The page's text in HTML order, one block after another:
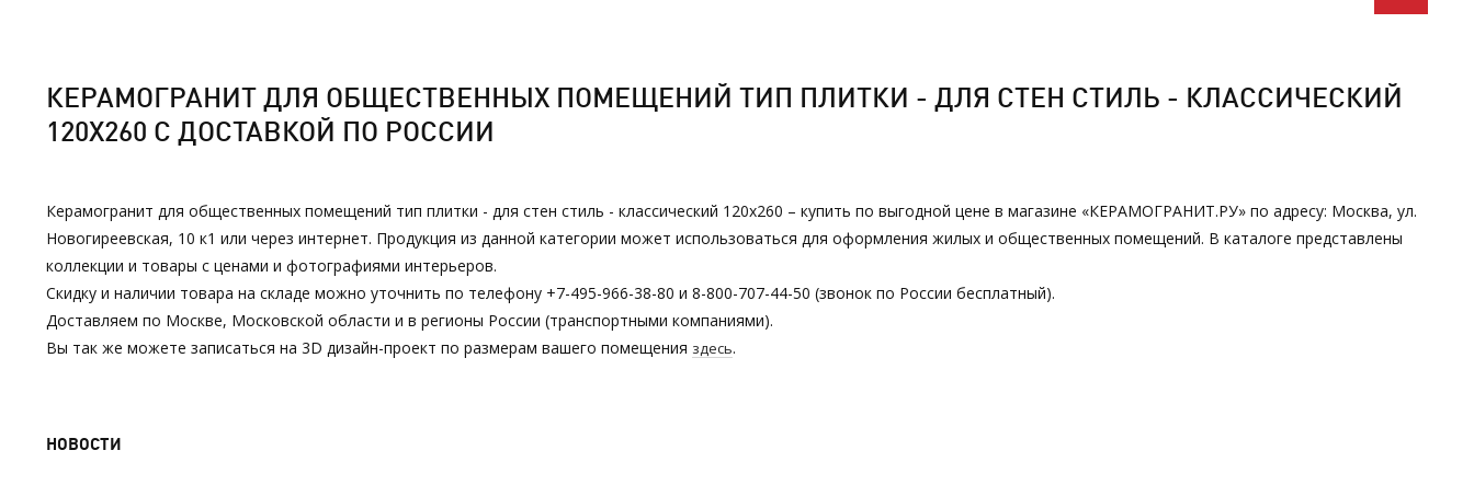
КЕРАМОГРАНИТ ДЛЯ ОБЩЕСТВЕННЫХ ПОМЕЩЕНИЙ ТИП ПЛИТКИ - ДЛЯ СТЕН СТИЛЬ - КЛАССИЧЕСКИЙ
120Х260 С ДОСТАВКОЙ ПО РОССИИ
Керамогранит для общественных помещений тип плитки - для стен стиль - классический 120х260 – купить по выгодной цене в магазине «КЕРАМОГРАНИТ.РУ» по адресу: Москва, ул.
Новогиреевская, 10 к1 или через интернет. Продукция из данной категории может использоваться для оформления жилых и общественных помещений. В каталоге представлены
коллекции и товары с ценами и фотографиями интерьеров.
Скидку и наличии товара на складе можно уточнить по телефону +7-495-966-38-80 и 8-800-707-44-50 (звонок по России бесплатный).
Доставляем по Москве, Московской области и в регионы России (транспортными компаниями).
Вы так же можете записаться на 3D дизайн-проект по размерам вашего помещения здесь.
НОВОСТИ